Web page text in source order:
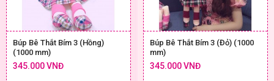
Búp Bê Thắt Bím 3 (Hồng)
(1000 mm)
345.000 VNĐ
Búp Bê Thắt Bím 3 (Đỏ) (1000
mm)
345.000 VNĐ